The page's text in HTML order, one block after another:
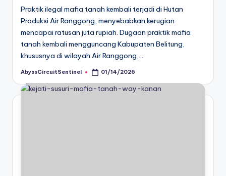
Praktik ilegal mafia tanah kembali terjadi di Hutan
Produksi Air Ranggong, menyebabkan kerugian
mencapai ratusan juta rupiah. ​Dugaan praktik mafia
tanah kembali mengguncang Kabupaten Belitung,
khususnya di wilayah Air Ranggong,…
Posted
AbyssCircuitSentinel 01/14/2026